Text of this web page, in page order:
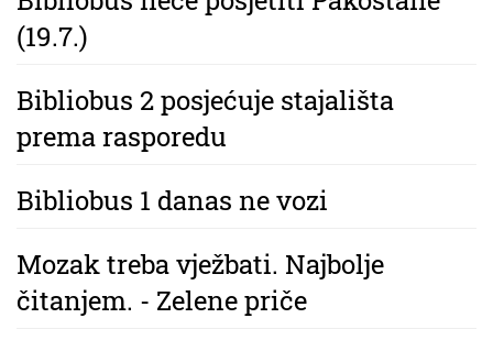
(19.7.)
Bibliobus 2 posjećuje stajališta
prema rasporedu
Bibliobus 1 danas ne vozi
Mozak treba vježbati. Najbolje
čitanjem. - Zelene priče